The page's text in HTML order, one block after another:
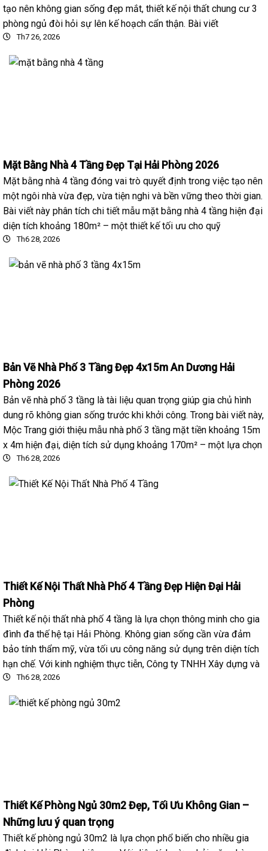
tạo nên không gian sống đẹp mắt, thiết kế nội thất chung cư 3
phòng ngủ đòi hỏi sự lên kế hoạch cẩn thận. Bài viết
Th7 26, 2026
Mặt Bằng Nhà 4 Tầng Đẹp Tại Hải Phòng 2026
Mặt bằng nhà 4 tầng đóng vai trò quyết định trong việc tạo nên
một ngôi nhà vừa đẹp, vừa tiện nghi và bền vững theo thời gian.
Bài viết này phân tích chi tiết mẫu mặt bằng nhà 4 tầng hiện đại
diện tích khoảng 180m² – một thiết kế tối ưu cho quỹ
Th6 28, 2026
Bản Vẽ Nhà Phố 3 Tầng Đẹp 4x15m An Dương Hải
Phòng 2026
Bản vẽ nhà phố 3 tầng là tài liệu quan trọng giúp gia chủ hình
dung rõ không gian sống trước khi khởi công. Trong bài viết này,
Mộc Trang giới thiệu mẫu nhà phố 3 tầng mặt tiền khoảng 15m
x 4m hiện đại, diện tích sử dụng khoảng 170m² – một lựa chọn
Th6 28, 2026
Thiết Kế Nội Thất Nhà Phố 4 Tầng Đẹp Hiện Đại Hải
Phòng
Thiết kế nội thất nhà phố 4 tầng là lựa chọn thông minh cho gia
đình đa thế hệ tại Hải Phòng. Không gian sống cần vừa đảm
bảo tính thẩm mỹ, vừa tối ưu công năng sử dụng trên diện tích
hạn chế. Với kinh nghiệm thực tiễn, Công ty TNHH Xây dựng và
Th6 28, 2026
Thiết Kế Phòng Ngủ 30m2 Đẹp, Tối Ưu Không Gian –
Những lưu ý quan trọng
Thiết kế phòng ngủ 30m2 là lựa chọn phổ biến cho nhiều gia